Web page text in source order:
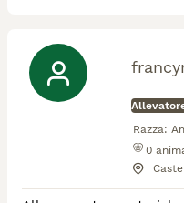
Razza:
0